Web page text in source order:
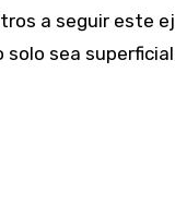
a seguir este
sea